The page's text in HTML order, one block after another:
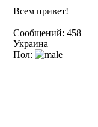
Всем привет!
Сообщений: 458
Украина
Пол: